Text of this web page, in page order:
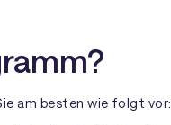
am besten wie folgt vor: